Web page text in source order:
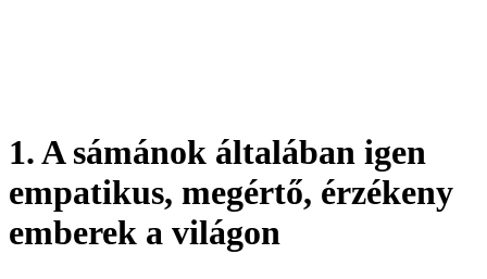
1. A sámánok általában igen
empatikus, megértő, érzékeny
emberek a világon